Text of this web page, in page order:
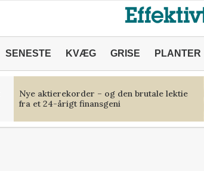
SENESTE KVÆG GRISE PLANTER
Nye aktierekorder – og den brutale lektie
fra et 24-årigt finansgeni